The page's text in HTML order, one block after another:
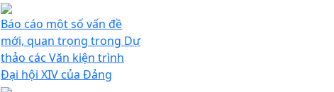
Báo cáo một số vấn đề
mới, quan trọng trong Dự
thảo các Văn kiện trình
Đại hội XIV của Đảng